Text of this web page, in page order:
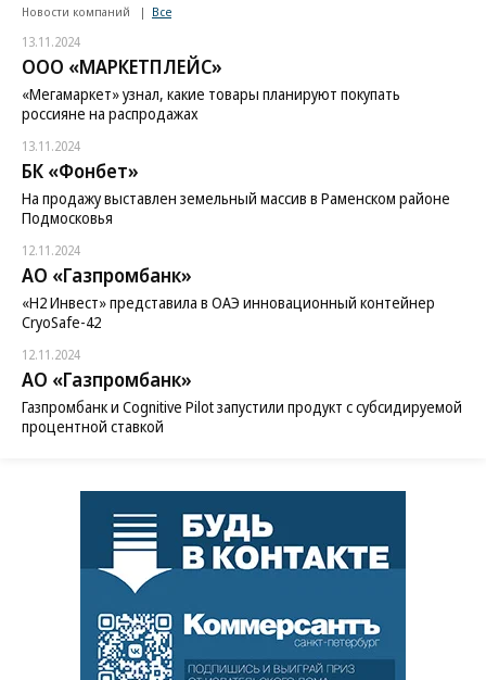
Новости компаний Все
13.11.2024
ООО «МАРКЕТПЛЕЙС»
«Мегамаркет» узнал, какие товары планируют покупать
россияне на распродажах
13.11.2024
БК «Фонбет»
На продажу выставлен земельный массив в Раменском районе
Подмосковья
12.11.2024
АО «Газпромбанк»
«H2 Инвест» представила в ОАЭ инновационный контейнер
CryoSafe-42
12.11.2024
АО «Газпромбанк»
Газпромбанк и Cognitive Pilot запустили продукт с субсидируемой
процентной ставкой